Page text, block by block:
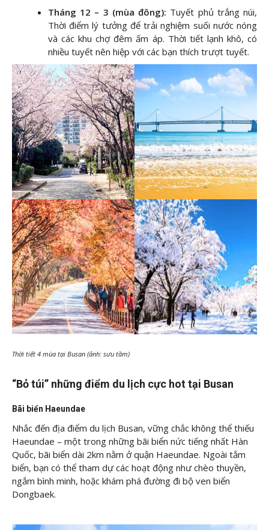
Tháng 12 – 3 (mùa đông): Tuyết phủ trắng núi,
Thời điểm lý tưởng để trải nghiệm suối nước nóng
và các khu chợ đêm ấm áp. Thời tiết lạnh khô, có
nhiều tuyết nên hiệp với các bạn thích trượt tuyết.
Thời tiết 4 mùa tại Busan (ảnh: sưu tầm)
“Bỏ túi” những điểm du lịch cực hot tại Busan
Bãi biển Haeundae
Nhắc đến địa điểm du lịch Busan, vững chắc không thể thiếu
Haeundae – một trong những bãi biển nức tiếng nhất Hàn
Quốc, bãi biển dài 2km nằm ở quận Haeundae. Ngoài tắm
biển, bạn có thể tham dự các hoạt động như chèo thuyền,
ngắm bình minh, hoặc khám phá đường đi bộ ven biển
Dongbaek.